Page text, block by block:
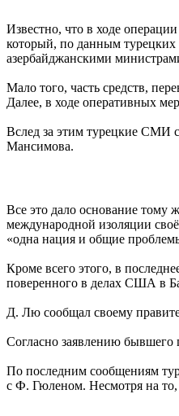
Известно, что в ходе
который, по данным
азербайджанскими
Мало того, часть средств,
Далее, в ходе оперативных
Вслед за этим турецкие СМИ
Мансимова.
Все это дало основание тому
международной изоляции
«одна нация и общие
Кроме всего этого, в
поверенного в делах США в
Д. Лю сообщал своему
Согласно заявлению бывшего
По последним сообщениям
с Ф. Гюленом. Несмотря на то,